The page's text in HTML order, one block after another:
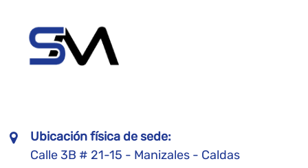
Ubicación física de sede:
Calle 3B # 21-15 - Manizales - Caldas